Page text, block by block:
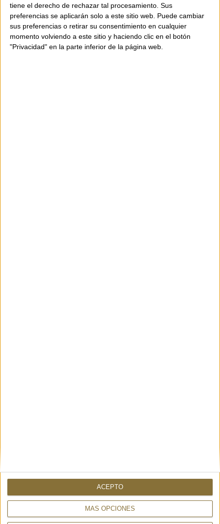
tiene el derecho de rechazar tal procesamiento. Sus
preferencias se aplicarán solo a este sitio web. Puede cambiar
sus preferencias o retirar su consentimiento en cualquier
momento volviendo a este sitio y haciendo clic en el botón
"Privacidad" en la parte inferior de la página web.
MÁS OPCIONES
ACEPTO
Composition: 100% leather.
Size: 20 x 16 x 10 cm.